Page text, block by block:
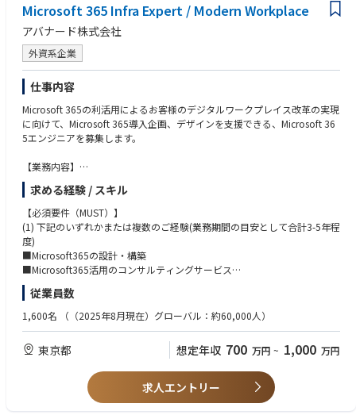
例: 社内FAQを解決するチャットボットを作成し、社員が質問すると回答
を提供。​
Viva Connections を利用したM365アプリ機能の提供​
・Power Automateを利用した自動化：Teamsでのアクションに基づいて
自動的に他の操作を実行。​
例: 特定のキーワードが含まれるメッセージが投稿された場合に、管理
～プロジェクトマネージャー・リード候補～
プロジェクトマネージャー/プロジェクトリーダー、またはその候補とし
主に、構築設計における品質／スケジュール／コスト管理およびマネジメ
ント業務とプロジェクトチームの管理を行って頂きます。プロジェクトフ
ェーズによっては、要件定義、基本設計等の上流工程からご対応頂く場合
もございます。また、新規、または既存顧客に対する提案活動にもご参加
頂くこともございます。
・ビジネスプロセス要件に基づくアプリケーション設計
・アプリケーションと技術アーキテクチャの構成と設計
・パフォーマンス目標に合わせたカスタムコンポーネントの開発
・メソドロジーに沿ったプロセスステップの実行
・テストで発見された欠陥やパフォーマンス問題の修正
・技術的なサポートの提供
製造業、エネルギー、金融、公共領域等の広範囲の様々な顧客に対して、
以下の業務・システム変革を支援します。
DX中期計画、BPR支援、ERP支援、プロジェクト企画支援、要件定義・調
達支援、システムデザイン、開発・構築支援、技術アドバイス、ＰＭＯ、
経営戦略 など
【当社について】
ら下流までを一気通貫で対応し得る企業基盤があります。
最先端の技術に触れる機会も多く、世界中のエンジニアと交流して、自己
研鑽に励むメンバーが多くいる当社では、技術に優れたエンジニアxかつ
お客様に寄り添うコンサルタントというハイブリッド人材を育てていま
す。
【マイクロソフトテクノロジーに関する卓越した専門知識】
・Microsoft Partner of the Year（年間最優秀マイクロソフト・パートナー
賞）を14回受賞
・マイクロソフト・テクノロジー認定取得者24,000人以上
・17のゴールド・コンピテンシー "
弊社は多様性を尊重するカルチャーを有していますが、活躍されている
方々には以下のような共通点があります。
Generative AIやMicrosoft 365 Copilotなど、最新のテクノロジーへの関
Microsoft 365 Infra Expert / Modern Workplace
アバナード株式会社
外資系企業
仕事内容
Microsoft 365の利活用によるお客様のデジタルワークプレイス改革の実現
に向けて、Microsoft 365導入企画、デザインを支援できる、Microsoft 36
5エンジニアを募集します。
【業務内容】
Microsoftの主力クラウドサービスのひとつであるMicrosoft 365導入、利
活用戦略の立案サービスを幅広い業種のお客様に提供しています。
Microsoft 365エンジニアは要件定義、設計・構築、移行、定着化工程の推
進までの業務を担います。
お客様の業務に関する課題に対して、Microsoft 365（Teams、生成AIのCo
pilot for Microsoft 365など）を用いた解決案を提案、実装などの業務に携
わっていただきます。
■上流工程
・Microsoft 365導入プロジェクトの要件定義
・Copilot for Microsoft 365など新サービスのPoC、利活用支援
・Windows最新バージョンの展開プロセス立案、展開環境構築支援
・Microsoft 365の各サービスの設計、構築
・各種データの移行
求める経験 / スキル
【必須要件（MUST）】
(1) 下記のいずれかまたは複数のご経験(業務期間の目安として合計3-5年程
度)
■Microsoft365の設計・構築
■Microsoft365活用のコンサルティングサービス
■AzureAD、Active Directoryを利用した認証基盤の設計・構築
■クライアントPC、モバイルデバイス、VDIなどのクライアント環境の設
計・構築
■Microsoft365用Powershellを使ったスクリプトの設計・開発
■Teams の通話・会議インフラ（QoS、Direct Routing、Calling Plan）
■Teams Rooms（会議室向けシステム）の基本機能
(2)リーダー業務として下記のいずれかまたは複数のご経験(業務期間の目
従業員数
1,600名 （（2025年8月現在）グローバル：約60,000人）
東京都 想定年収 700 万円 ~ 1,000 万円
求人エントリー